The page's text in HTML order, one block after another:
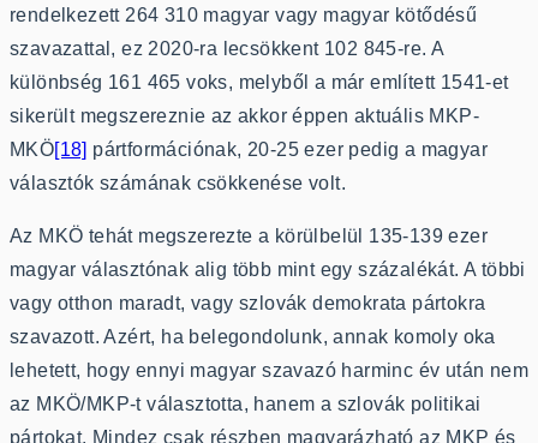
rendelkezett 264 310 magyar vagy magyar kötődésű
szavazattal, ez 2020-ra lecsökkent 102 845-re. A
különbség 161 465 voks, melyből a már említett 1541-et
sikerült megszereznie az akkor éppen aktuális MKP-
MKÖ[18] pártformációnak, 20-25 ezer pedig a magyar
választók számának csökkenése volt.
Az MKÖ tehát megszerezte a körülbelül 135-139 ezer
magyar választónak alig több mint egy százalékát. A többi
vagy otthon maradt, vagy szlovák demokrata pártokra
szavazott. Azért, ha belegondolunk, annak komoly oka
lehetett, hogy ennyi magyar szavazó harminc év után nem
az MKÖ/MKP-t választotta, hanem a szlovák politikai
pártokat. Mindez csak részben magyarázható az MKP és